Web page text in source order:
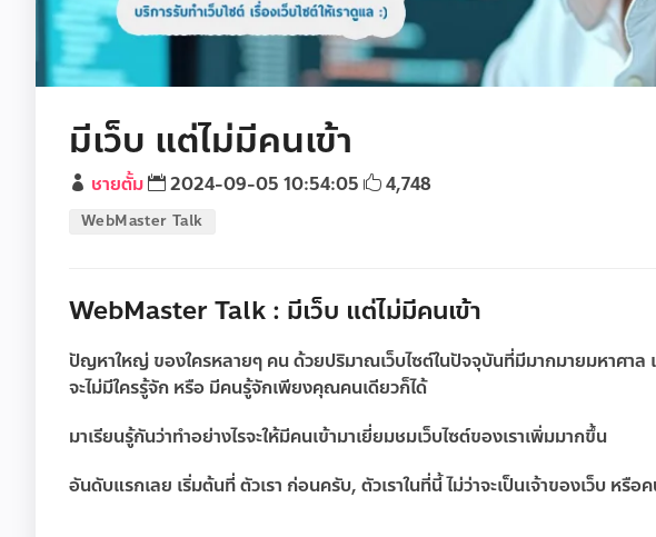
มีเว็บ แต่ไม่มีคนเข้า
ชายตั้ม 2024-09-05 10:54:05 4,748
WebMaster Talk
WebMaster Talk : มีเว็บ แต่ไม่มีคนเข้า
ปัญหาใหญ่ ของใครหลายๆ คน ด้วยปริมาณเว็บไซต์ในปัจจุบันที่มีมากมายมหาศาล
จะไม่มีใครรู้จัก หรือ มีคนรู้จักเพียงคุณคนเดียวก็ได้
มาเรียนรู้กันว่าทำอย่างไรจะให้มีคนเข้ามาเยี่ยมชมเว็บไซต์ของเราเพิ่มมากขึ้น
อันดับแรกเลย เริ่มต้นที่ ตัวเรา ก่อนครับ, ตัวเราในที่นี้ ไม่ว่าจะเป็นเจ้าของเว็บ หรื